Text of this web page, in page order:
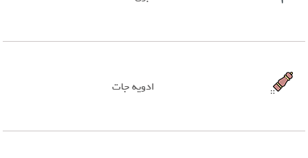
ادویه جات